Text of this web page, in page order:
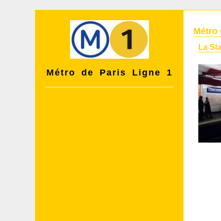
Métro de Paris Ligne 1
Métro
La